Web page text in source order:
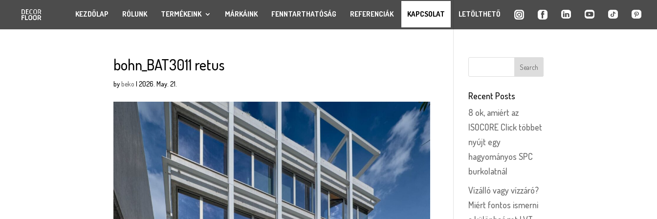
KEZDŐLAP RÓLUNK TERMÉKEINK MÁRKÁINK FENNTARTHATÓSÁG REFERENCIÁK KAPCSOLAT LETÖLTHETŐ
bohn_BAT3011 retus
bybeko | 2026. May. 21.
Recent Posts
8 ok, amiért az
ISOCORE Click többet
nyújt egy
hagyományos SPC
burkolatnál
Vízálló vagy vízzáró?
Miért fontos ismerni